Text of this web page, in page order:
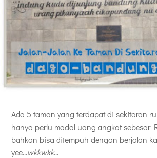
Ada 5 taman yang terdapat di sekitaran
hanya perlu modal uang angkot sebesar
bahkan bisa ditempuh dengan berjalan
yee...wkkwkk...